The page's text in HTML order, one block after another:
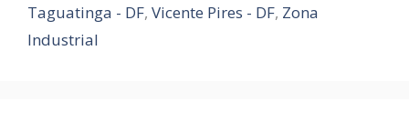
Taguatinga - DF, Vicente Pires - DF, Zona
Industrial